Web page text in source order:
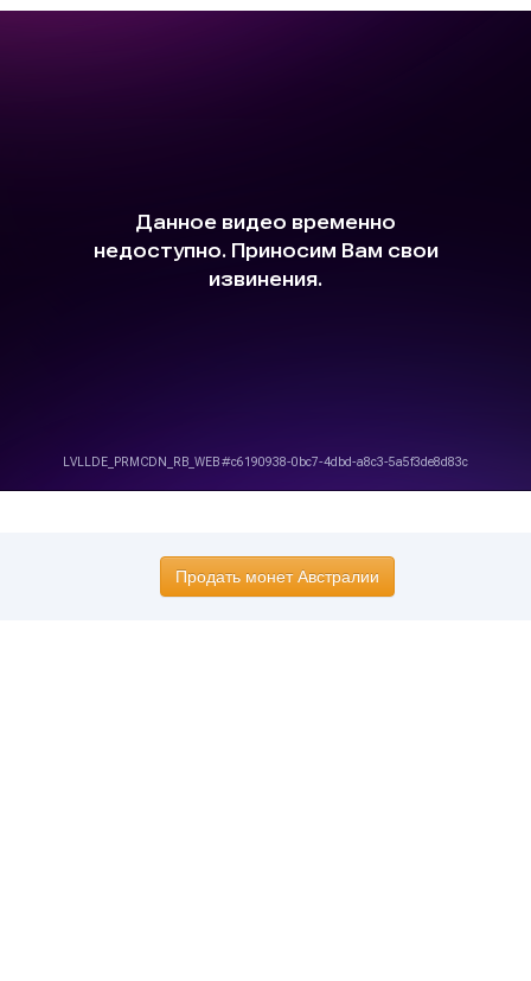
Продать монет Австралии